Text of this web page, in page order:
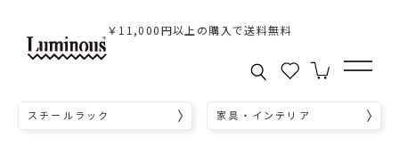
￥11,000円以上の購入で送料無料
スチールラック 家具・インテリア